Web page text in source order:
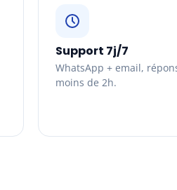
Support 7j/7
WhatsApp + email,
moins de 2h.